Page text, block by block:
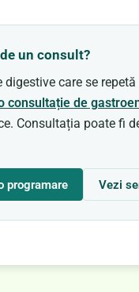
un consult?
digestive care se
consultație de
Consultația poate fi
programare Vezi